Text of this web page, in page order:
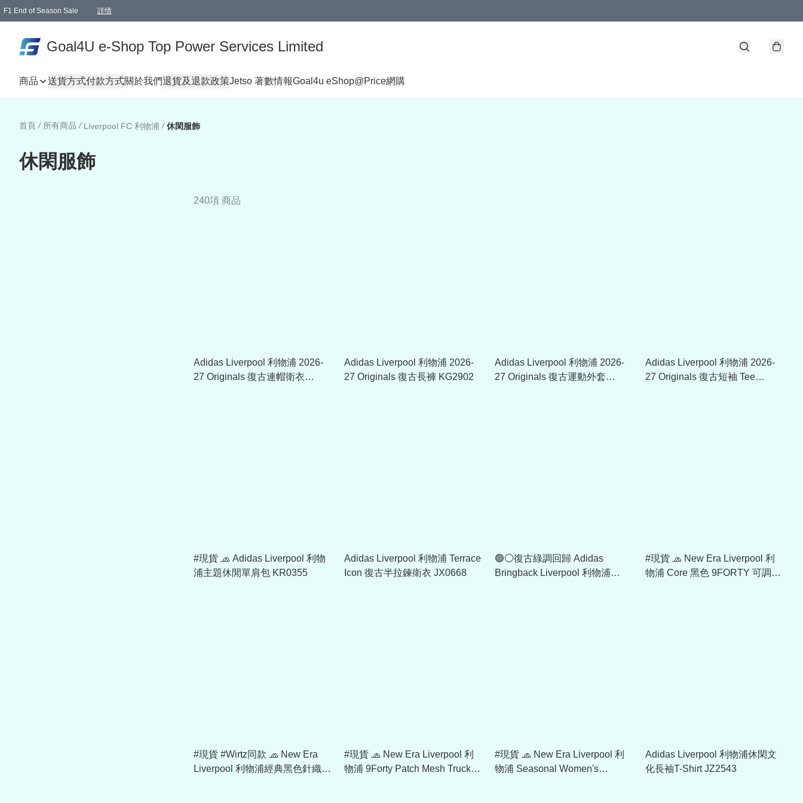
F1 End of Season Sale 詳情
Goal4U e-Shop Top Power Services Limited
商品 送貨方式付款方式關於我們退貨及退款政策Jetso 著數情報Goal4u eShop@Price網購
首頁 / 所有商品 / Liverpool FC 利物浦 / 休閑服飾
休閑服飾
240項 商品
Adidas Liverpool 利物浦 2026-
27 Originals 復古連帽衛衣
Adidas Liverpool 利物浦 2026-
27 Originals 復古長褲 KG2902
Adidas Liverpool 利物浦 2026-
27 Originals 復古運動外套
Adidas Liverpool 利物浦 2026-
27 Originals 復古短袖 Tee
#現貨 🧢 Adidas Liverpool 利物
浦主題休閒單肩包 KR0355
Adidas Liverpool 利物浦 Terrace
Icon 復古半拉鍊衛衣 JX0668
🟢⚪復古綠調回歸 Adidas
Bringback Liverpool 利物浦
#現貨 🧢 New Era Liverpool 利
物浦 Core 黑色 9FORTY 可調校
#現貨 #Wirtz同款 🧢 New Era
Liverpool 利物浦經典黑色針織毛
#現貨 🧢 New Era Liverpool 利
物浦 9Forty Patch Mesh Trucker
#現貨 🧢 New Era Liverpool 利
物浦 Seasonal Women's
Adidas Liverpool 利物浦休閑文
化長袖T-Shirt JZ2543